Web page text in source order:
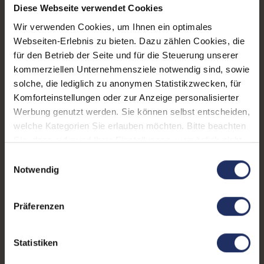
Diese Webseite verwendet Cookies
Wir verwenden Cookies, um Ihnen ein optimales
Webseiten-Erlebnis zu bieten. Dazu zählen Cookies, die
für den Betrieb der Seite und für die Steuerung unserer
kommerziellen Unternehmensziele notwendig sind, sowie
solche, die lediglich zu anonymen Statistikzwecken, für
Komforteinstellungen oder zur Anzeige personalisierter
Werbung genutzt werden. Sie können selbst entscheiden,
welche Kategorien Sie erlauben möchten. Bitte beachten
Sie, dass aufgrund Ihrer Einstellungen, womöglich nicht
Weitere Informationen finden Sie in
Notwendig
Präferenzen
Statistiken
Pixelabstand: 0,270 mm
Reaktionszeit: 5 ms
Schnittstellen: 1x Audio - Eingang - 3.5 mm,
1x DVI-D, 1x VGA
Stromverbrauch: 30 Watt
Touchscreen: Nein
Farbe:
Webcam: